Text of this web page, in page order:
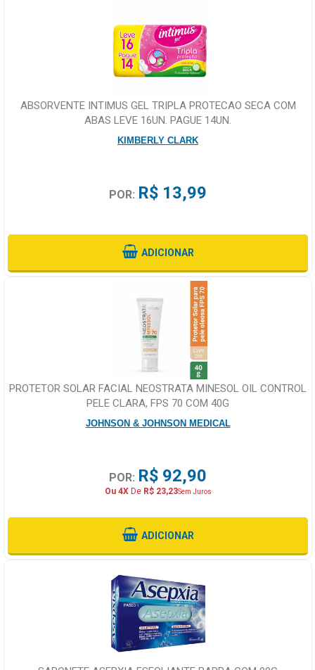
ABSORVENTE INTIMUS GEL TRIPLA PROTECAO SECA COM
ABAS LEVE 16UN. PAGUE 14UN.
KIMBERLY CLARK
POR: R$ 13,99
ADICIONAR
PROTETOR SOLAR FACIAL NEOSTRATA MINESOL OIL CONTROL
PELE CLARA, FPS 70 COM 40G
JOHNSON & JOHNSON MEDICAL
POR: R$ 92,90
Ou 4XDe R$ 23,23Sem Juros
ADICIONAR